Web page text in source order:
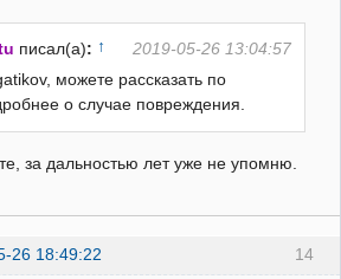
писал(а): ↑
2019-05-26 13:04:57
можете рассказать по
о случае повреждения.
за дальностью лет уже не упомню.
14
26 18:49:22